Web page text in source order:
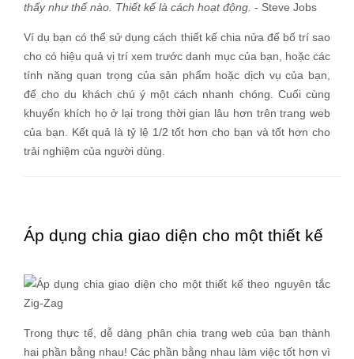
thấy như thế nào. Thiết kế là cách hoạt động. - Steve Jobs
Ví dụ bạn có thể sử dụng cách thiết kế chia nửa để bố trí sao
cho có hiệu quả vị trí xem trước danh mục của bạn, hoặc các
tính năng quan trọng của sản phẩm hoặc dịch vụ của bạn,
để cho du khách chú ý một cách nhanh chóng. Cuối cùng
khuyến khích họ ở lại trong thời gian lâu hơn trên trang web
của bạn. Kết quả là tỷ lệ 1/2 tốt hơn cho bạn và tốt hơn cho
trải nghiệm của người dùng.
Áp dụng chia giao diện cho một thiết kế
Trong thực tế, dễ dàng phân chia trang web của bạn thành
hai phần bằng nhau! Các phần bằng nhau làm việc tốt hơn vì